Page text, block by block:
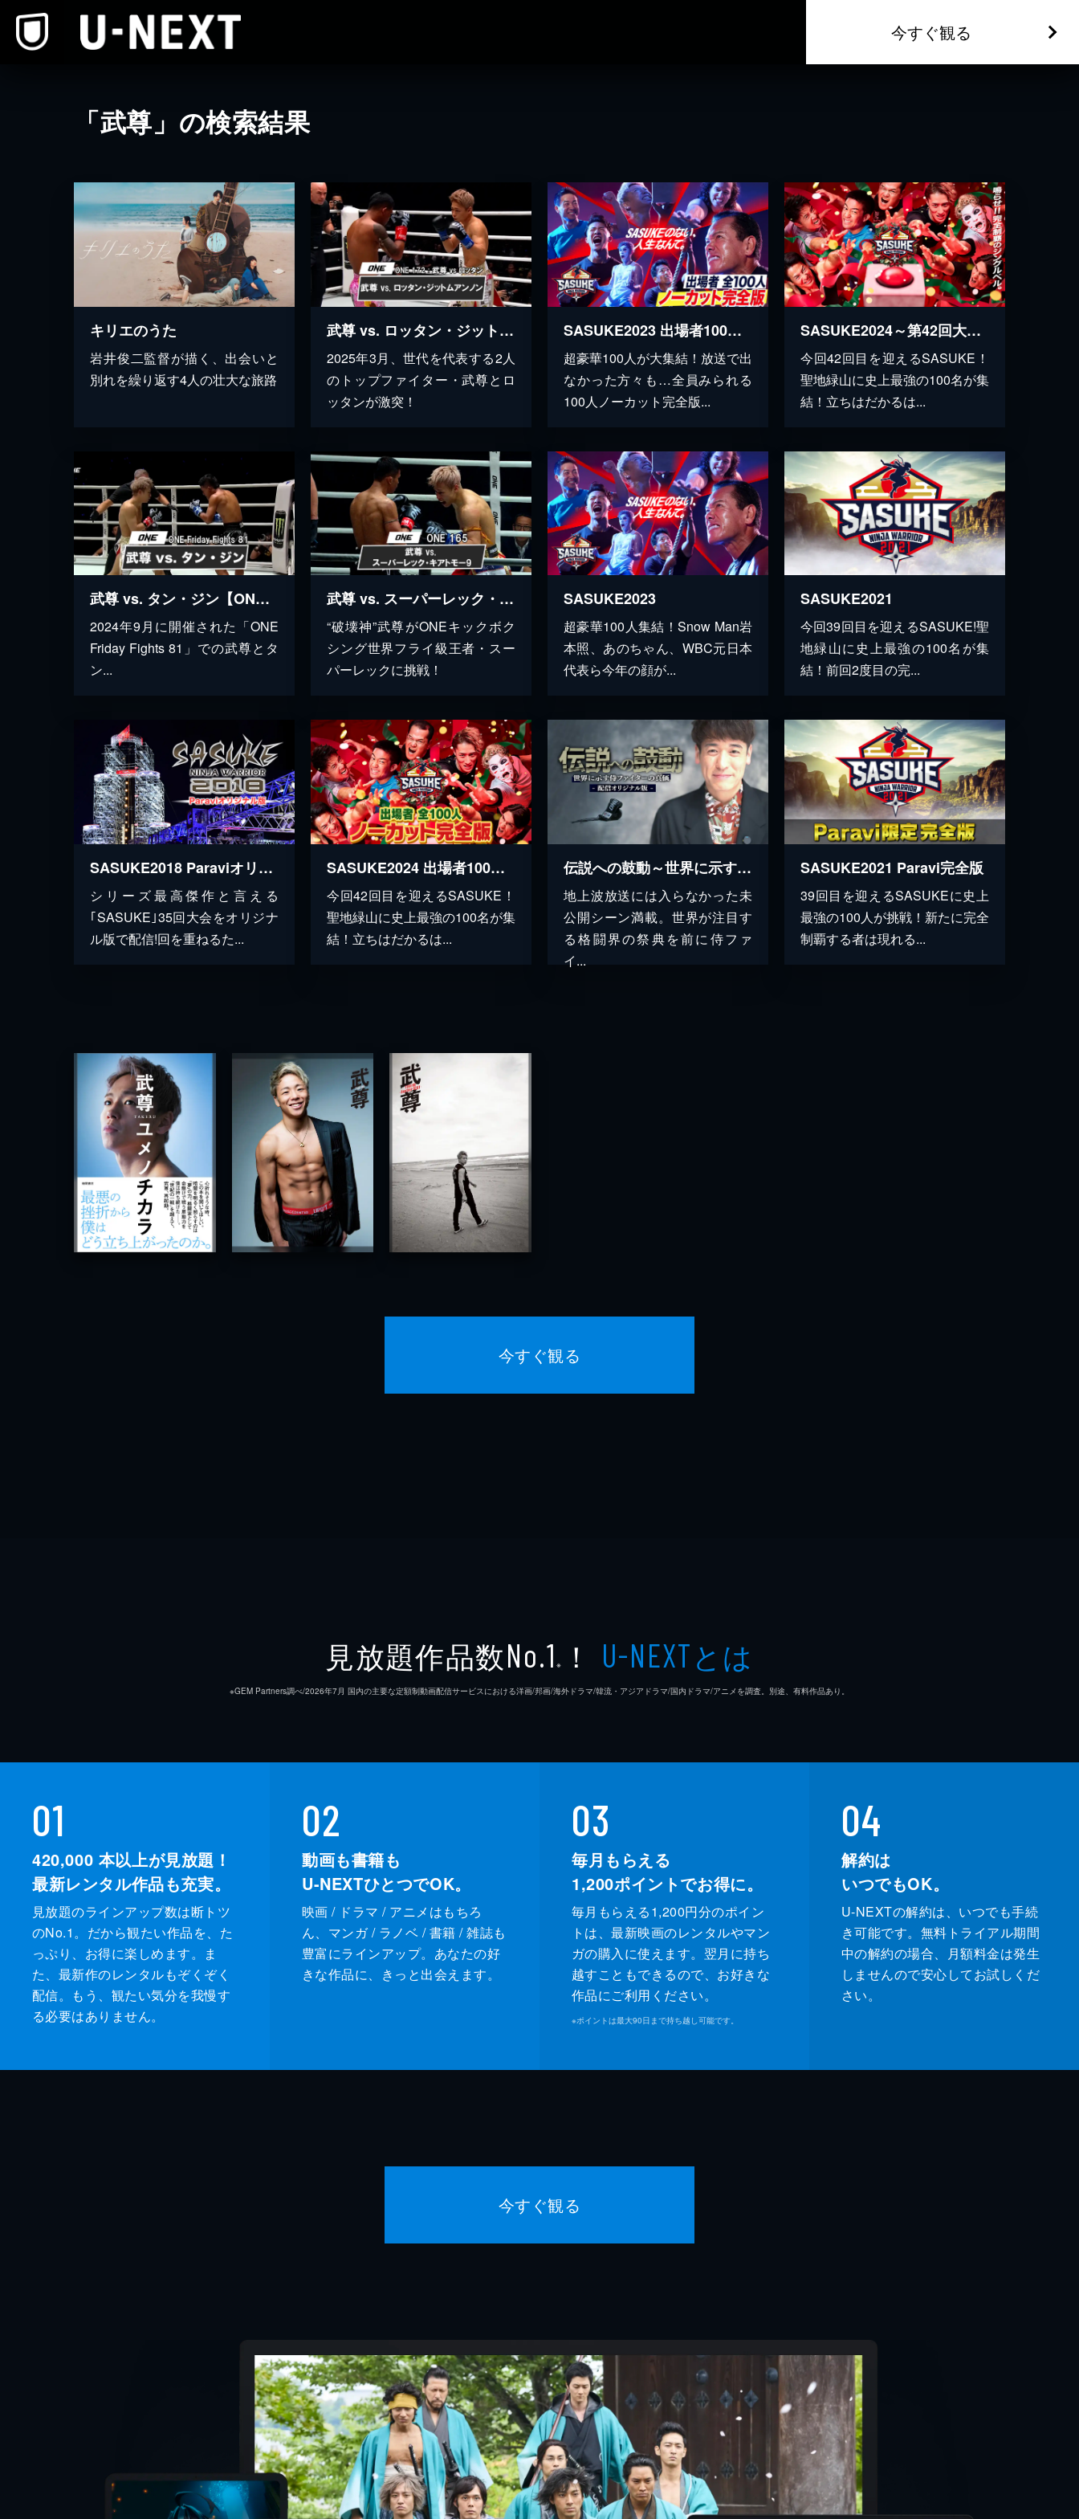
今すぐ観る
「武尊」の検索結果
キリエのうた
岩井俊二監督が描く、出会いと
別れを繰り返す4人の壮大な旅路
武尊 vs. ロッタン・ジットムアンノン【ONE 172 : 武尊 vs ロッタン】
2025年3月、世代を代表する2人
のトップファイター・武尊とロ
ッタンが激突！
SASUKE2023 出場者100人 ノーカット完全版
超豪華100人が大集結！放送で出
なかった方々も…全員みられる
100人ノーカット完全版...
SASUKE2024～第42回大会～
今回42回目を迎えるSASUKE！
聖地緑山に史上最強の100名が集
結！立ちはだかるは...
武尊 vs. タン・ジン【ONE Friday Fights 81】
2024年9月に開催された「ONE
Friday Fights 81」での武尊とタ
ン...
武尊 vs. スーパーレック・キアトモー9【ONE 165】
“破壊神”武尊がONEキックボク
シング世界フライ級王者・スー
パーレックに挑戦！
SASUKE2023
超豪華100人集結！Snow Man岩
本照、あのちゃん、WBC元日本
代表ら今年の顔が...
SASUKE2021
今回39回目を迎えるSASUKE!聖
地緑山に史上最強の100名が集
結！前回2度目の完...
SASUKE2018 Paraviオリジナル版
シリーズ最高傑作と言える
｢SASUKE｣35回大会をオリジナ
ル版で配信!回を重ねるた...
SASUKE2024 出場者100人ノーカット完全版
今回42回目を迎えるSASUKE！
聖地緑山に史上最強の100名が集
結！立ちはだかるは...
伝説への鼓動～世界に示す侍ファイターの真価～ 配信オリジナル版
地上波放送には入らなかった未
公開シーン満載。世界が注目す
る格闘界の祭典を前に侍ファ
イ...
SASUKE2021 Paravi完全版
39回目を迎えるSASUKEに史上
最強の100人が挑戦！新たに完全
制覇する者は現れる...
今すぐ観る
見放題作品数No.1 ※ ！ U-NEXTとは
※GEM Partners調べ/2026年7⽉ 国内の主要な定額制動画配信サービスにおける洋画/邦画/海外ドラマ/韓流・アジアドラマ/国内ドラマ/アニメを調査。別途、有料作品あり。
01
420,000 本以上が見放題！
最新レンタル作品も充実。
見放題のラインアップ数は断トツ
のNo.1。だから観たい作品を、た
っぷり、お得に楽しめます。ま
た、最新作のレンタルもぞくぞく
配信。もう、観たい気分を我慢す
る必要はありません。
02
動画も書籍も
U-NEXTひとつでOK。
映画 / ドラマ / アニメはもちろ
ん、マンガ / ラノベ / 書籍 / 雑誌も
豊富にラインアップ。あなたの好
きな作品に、きっと出会えます。
03
毎月もらえる
1,200ポイントでお得に。
毎月もらえる1,200円分のポイン
トは、最新映画のレンタルやマン
ガの購入に使えます。翌月に持ち
越すこともできるので、お好きな
作品にご利用ください。
※ポイントは最大90日まで持ち越し可能です。
04
解約は
いつでもOK。
U-NEXTの解約は、いつでも手続
き可能です。無料トライアル期間
中の解約の場合、月額料金は発生
しませんので安心してお試しくだ
さい。
今すぐ観る